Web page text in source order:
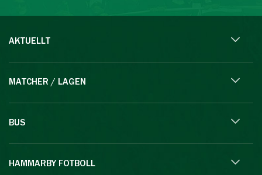
AKTUELLT
MATCHER / LAGEN
BUS
HAMMARBY FOTBOLL